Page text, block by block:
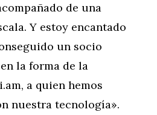
de una
Y estoy encantado
un socio
la forma de la
a quien hemos
nuestra tecnología».